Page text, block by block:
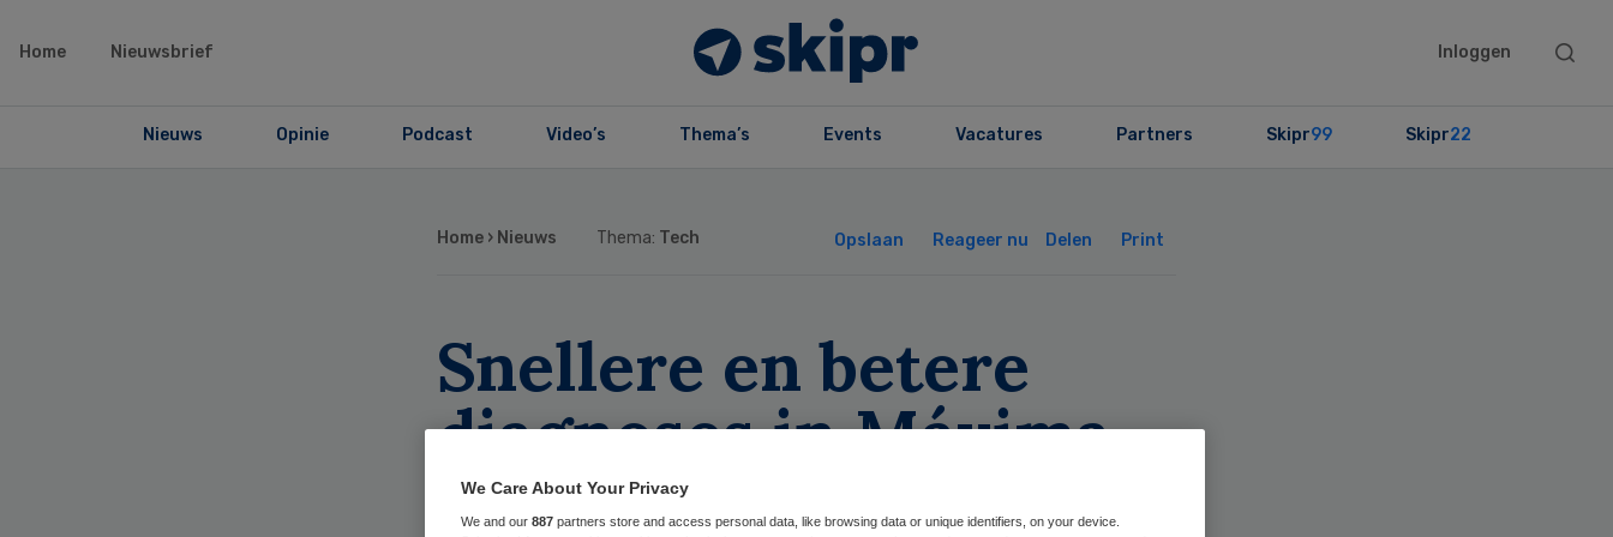
Home Nieuwsbrief Inloggen
Search
Nieuws Opinie Podcast Video’s Thema’s Events Vacatures Partners Skipr99 Skipr22
Home › Nieuws Thema: Tech Opslaan Reageer nu Delen Print
Snellere en betere
diagnoses in Máxima
MC met AI
We Care About Your Privacy
We and our 887 partners store and access personal data, like browsing data or unique identifiers, on your device.